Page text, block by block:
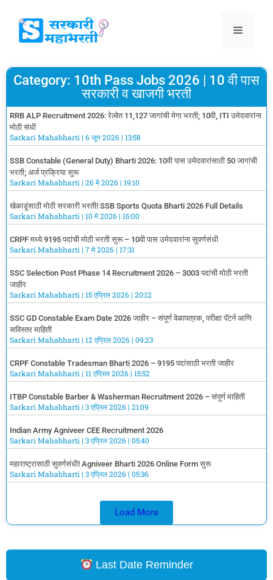
Category: 10th Pass Jobs 2026 | 10 वी पास
सरकारी व खाजगी भरती
RRB ALP Recruitment 2026: रेल्वेत 11,127 जागांची मेगा भरती; 10वी, ITI उमेदवारांना
मोठी संधी
Sarkari Mahabharti 6 जून 2026 13:58
SSB Constable (General Duty) Bharti 2026: 10वी पास उमेदवारांसाठी 50 जागांची
भरती; अर्ज प्रक्रिया सुरू
Sarkari Mahabharti 26 मे 2026 19:10
खेळाडूंसाठी मोठी सरकारी भरती! SSB Sports Quota Bharti 2026 Full Details
Sarkari Mahabharti 10 मे 2026 16:00
CRPF मध्ये 9195 पदांची मोठी भरती सुरू – 10वी पास उमेदवारांना सुवर्णसंधी
Sarkari Mahabharti 7 मे 2026 17:31
SSC Selection Post Phase 14 Recruitment 2026 – 3003 पदांची मोठी भरती
जाहीर
Sarkari Mahabharti 15 एप्रिल 2026 20:12
SSC GD Constable Exam Date 2026 जाहीर – संपूर्ण वेळापत्रक, परीक्षा पॅटर्न आणि
सविस्तर माहिती
Sarkari Mahabharti 12 एप्रिल 2026 09:23
CRPF Constable Tradesman Bharti 2026 – 9195 पदांसाठी भरती जाहीर
Sarkari Mahabharti 11 एप्रिल 2026 15:52
ITBP Constable Barber & Washerman Recruitment 2026 – संपूर्ण माहिती
Sarkari Mahabharti 3 एप्रिल 2026 21:09
Indian Army Agniveer CEE Recruitment 2026
Sarkari Mahabharti 3 एप्रिल 2026 05:40
महाराष्ट्रासाठी सुवर्णसंधी! Agniveer Bharti 2026 Online Form सुरू
Sarkari Mahabharti 3 एप्रिल 2026 05:36
Load More
Last Date Reminder